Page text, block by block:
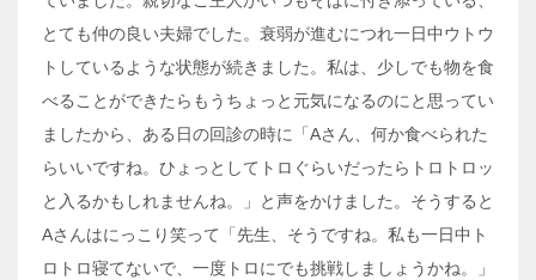
とても仲の良い夫婦でした。衰弱が進むにつれ一日中ウトウ
トしているような状態が続きました。私は、少しでも物を食
べることができたらもうちょっと元気になるのにと思ってい
ましたから、ある日の回診の時に「Aさん、何か食べられた
らいいですね。ひょっとしてトロぐらいだったらトロトロッ
と入るかもしれませんね。」と声をかけました。そうすると
Aさんはにっこり笑って「先生、そうですね。私も一日中ト
ロトロ寝てないで、一度トロにでも挑戦しましょうかね。」